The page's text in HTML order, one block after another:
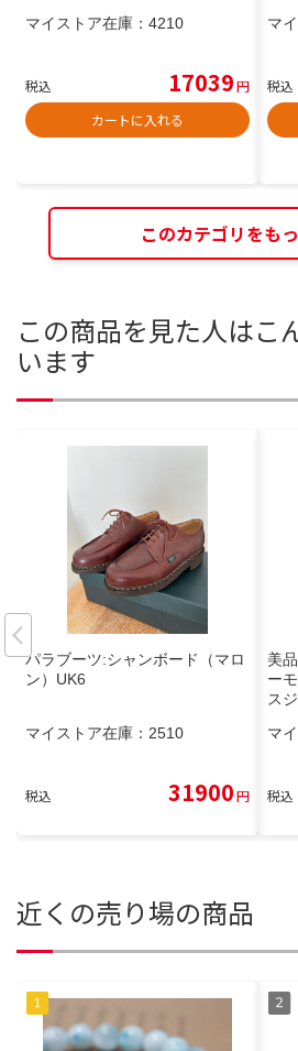
マイストア在庫： 4210
税込 17039円
カートに入れる
マ
税込
このカテゴリをも
この商品を見た人はこ
います
パラブーツ:シャンボード（マロ
ン）UK6
マイストア在庫： 2510
税込 31900円
美
ー
ス
マ
税込
近くの売り場の商品